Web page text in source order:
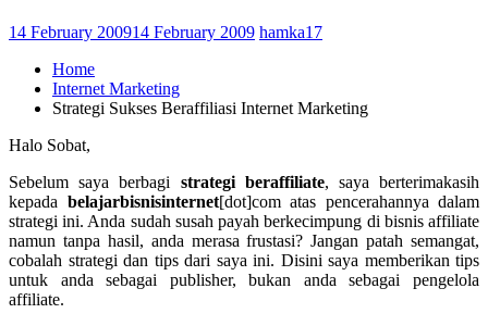
14 February 200914 February 2009 hamka17
Home
Internet Marketing
Strategi Sukses Beraffiliasi Internet Marketing
Halo Sobat,
Sebelum saya berbagi strategi beraffiliate, saya berterimakasih
kepada belajarbisnisinternet[dot]com atas pencerahannya dalam
strategi ini. Anda sudah susah payah berkecimpung di bisnis affiliate
namun tanpa hasil, anda merasa frustasi? Jangan patah semangat,
cobalah strategi dan tipsdari saya ini. Disini saya memberikan tips
untuk anda sebagai publisher, bukan anda sebagai pengelola
affiliate.